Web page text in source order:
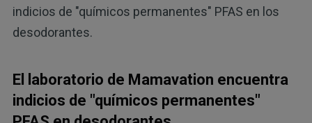
indicios de "químicos permanentes" PFAS en los
desodorantes.
El laboratorio de Mamavation encuentra
indicios de "químicos permanentes"